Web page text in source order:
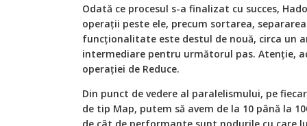
Odată ce procesul s-a finalizat cu succes,
operații peste ele, precum sortarea,
funcționalitate este destul de nouă, circa un
intermediare pentru următorul pas. Atenție,
operației de Reduce.
Din punct de vedere al paralelismului, pe
de tip Map, putem să avem de la 10 până la
de cât de performante sunt nodurile cu care